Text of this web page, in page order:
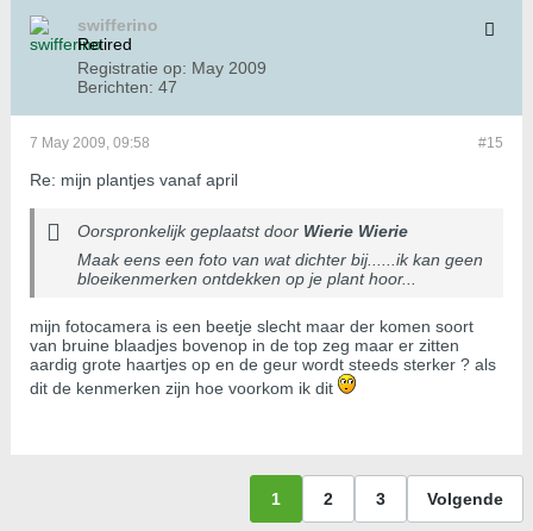
swifferino
Retired
Registratie op: May 2009
Berichten: 47
#15
7 May 2009, 09:58
Re: mijn plantjes vanaf april
Oorspronkelijk geplaatst door Wierie Wierie
Maak eens een foto van wat dichter bij......ik kan geen
bloeikenmerken ontdekken op je plant hoor...
mijn fotocamera is een beetje slecht maar der komen soort
van bruine blaadjes bovenop in de top zeg maar er zitten
aardig grote haartjes op en de geur wordt steeds sterker ? als
dit de kenmerken zijn hoe voorkom ik dit
1 2 3 Volgende